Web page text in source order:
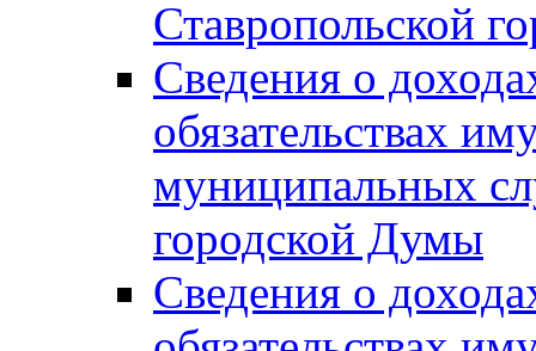
Ставропольской
Сведения о
обязательствах
муниципальных
городской Думы
Сведения о